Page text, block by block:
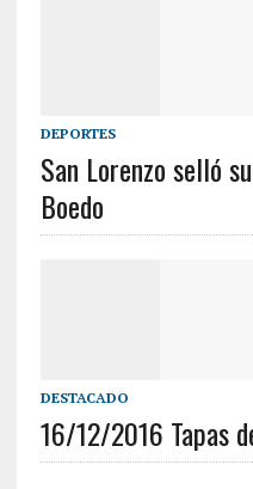
DEPORTES
San Lorenzo selló
Boedo
DESTACADO
16/12/2016 Tapas